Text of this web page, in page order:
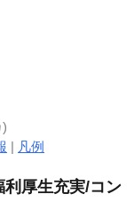
| 凡例
利厚生充実/コン